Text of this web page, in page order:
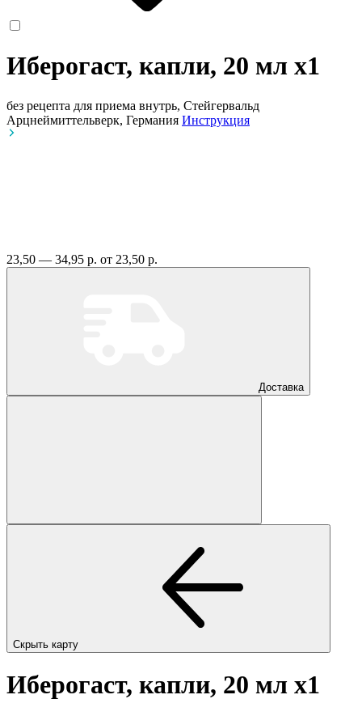
Иберогаст, капли, 20 мл x1
без рецепта для приема внутрь, Стейгервальд
Арцнеймиттельверк, Германия Инструкция
23,50 — 34,95 р. от 23,50 р.
Доставка
Скрыть карту
Иберогаст, капли, 20 мл x1